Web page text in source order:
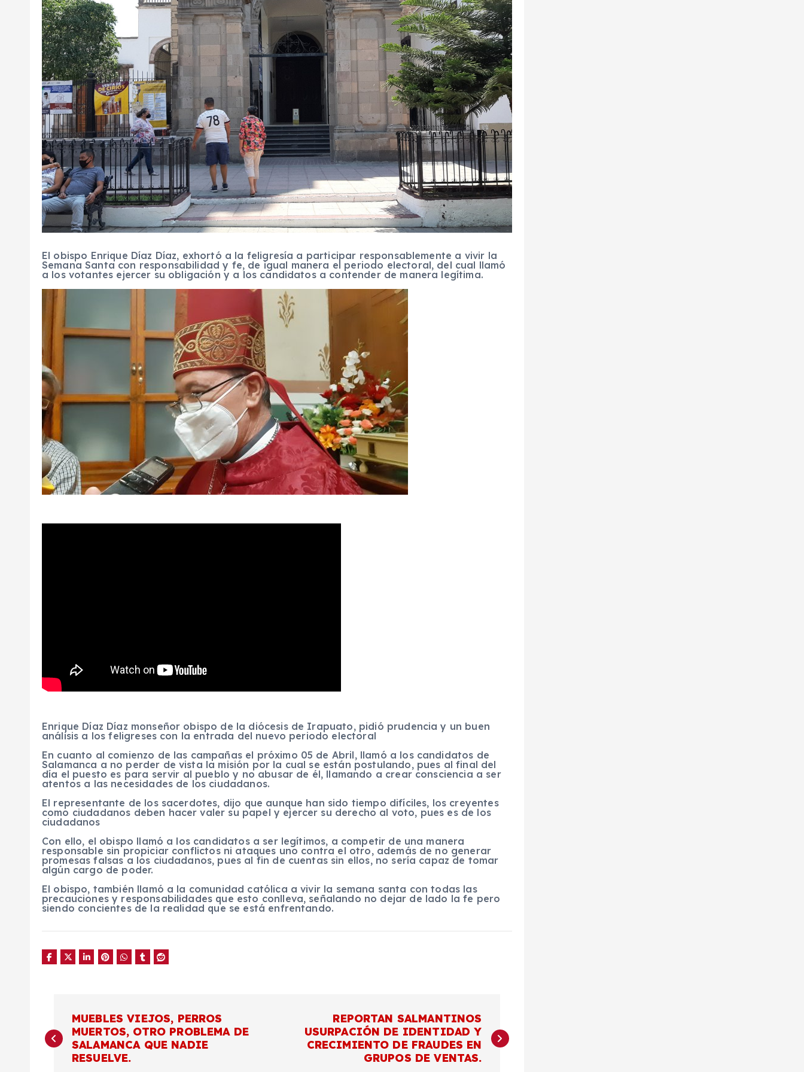
El obispo Enrique Díaz Díaz, exhortó a la feligresía a participar responsablemente a vivir la
Semana Santa con responsabilidad y fe, de igual manera el periodo electoral, del cual llamó
a los votantes ejercer su obligación y a los candidatos a contender de manera legítima.
Enrique Díaz Díaz monseñor obispo de la diócesis de Irapuato, pidió prudencia y un buen
análisis a los feligreses con la entrada del nuevo periodo electoral
En cuanto al comienzo de las campañas el próximo 05 de Abril, llamó a los candidatos de
Salamanca a no perder de vista la misión por la cual se están postulando, pues al final del
día el puesto es para servir al pueblo y no abusar de él, llamando a crear consciencia a ser
atentos a las necesidades de los ciudadanos.
El representante de los sacerdotes, dijo que aunque han sido tiempo difíciles, los creyentes
como ciudadanos deben hacer valer su papel y ejercer su derecho al voto, pues es de los
ciudadanos
Con ello, el obispo llamó a los candidatos a ser legítimos, a competir de una manera
responsable sin propiciar conflictos ni ataques uno contra el otro, además de no generar
promesas falsas a los ciudadanos, pues al fin de cuentas sin ellos, no sería capaz de tomar
algún cargo de poder.
El obispo, también llamó a la comunidad católica a vivir la semana santa con todas las
precauciones y responsabilidades que esto conlleva, señalando no dejar de lado la fe pero
siendo concientes de la realidad que se está enfrentando.
a
MUEBLES VIEJOS, PERROS
MUERTOS, OTRO PROBLEMA DE
SALAMANCA QUE NADIE
RESUELVE.
REPORTAN SALMANTINOS
USURPACIÓN DE IDENTIDAD Y
CRECIMIENTO DE FRAUDES EN
GRUPOS DE VENTAS.